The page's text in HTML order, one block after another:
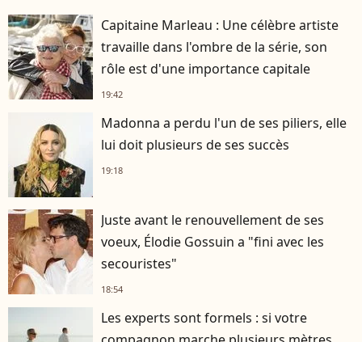
Capitaine Marleau : Une célèbre artiste
travaille dans l'ombre de la série, son
rôle est d'une importance capitale
19:42
Madonna a perdu l'un de ses piliers, elle
lui doit plusieurs de ses succès
19:18
Juste avant le renouvellement de ses
voeux, Élodie Gossuin a "fini avec les
secouristes"
18:54
Les experts sont formels : si votre